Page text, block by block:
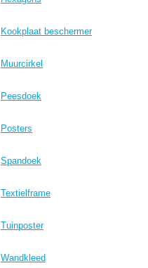
Kookplaat beschermer
Muurcirkel
Peesdoek
Posters
Spandoek
Textielframe
Tuinposter
Wandkleed